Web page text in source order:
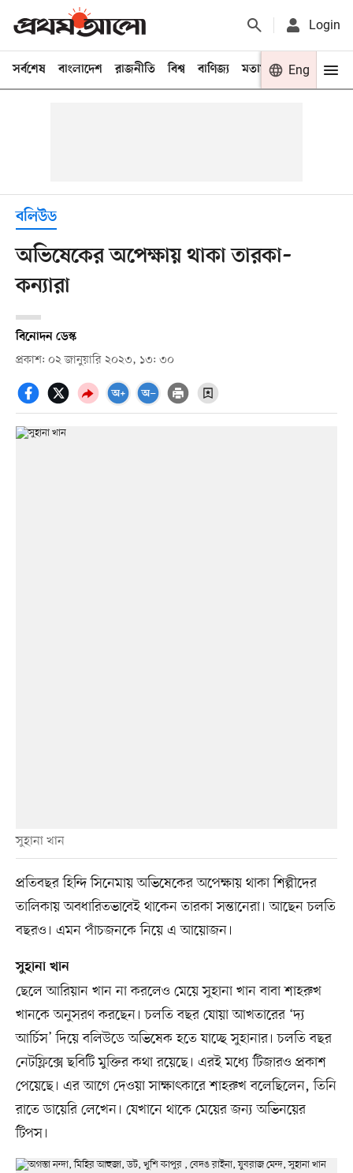
Login
সর্বশেষ বাংলাদেশ রাজনীতি বিশ্ব বাণিজ্য মতামত খেলা
Eng
বলিউড
অভিষেকের অপেক্ষায় থাকা তারকা–
কন্যারা
বিনোদন ডেস্ক
প্রকাশ: ০২ জানুয়ারি ২০২৩, ১৩: ৩০
সুহানা খান
প্রতিবছর হিন্দি সিনেমায় অভিষেকের অপেক্ষায় থাকা শিল্পীদের
তালিকায় অবধারিতভাবেই থাকেন তারকা সন্তানেরা। আছেন চলতি
বছরও। এমন পাঁচজনকে নিয়ে এ আয়োজন।
সুহানা খান
ছেলে আরিয়ান খান না করলেও মেয়ে সুহানা খান বাবা শাহরুখ
খানকে অনুসরণ করছেন। চলতি বছর যোয়া আখতারের ‘দ্য
আর্চিস’ দিয়ে বলিউডে অভিষেক হতে যাচ্ছে সুহানার। চলতি বছর
নেটফ্লিক্সে ছবিটি মুক্তির কথা রয়েছে। এরই মধ্যে টিজারও প্রকাশ
পেয়েছে। এর আগে দেওয়া সাক্ষাৎকারে শাহরুখ বলেছিলেন, তিনি
রাতে ডায়েরি লেখেন। যেখানে থাকে মেয়ের জন্য অভিনয়ের
টিপস।